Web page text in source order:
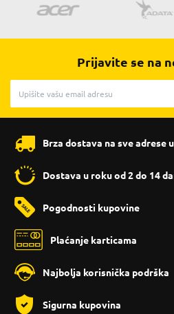
Prijavite se na
Brza dostava na sve adrese
Dostava u roku od 2 do 14
Pogodnosti kupovine
Plaćanje karticama
Najbolja korisnička podrška
Sigurna kupovina